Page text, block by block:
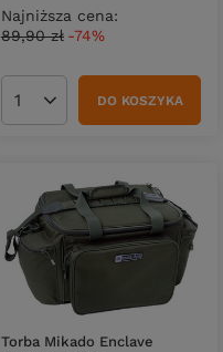
Najniższa cena:
89,90 zł -74%
Ilość produktówDO KOSZYKA
Torba Mikado Enclave